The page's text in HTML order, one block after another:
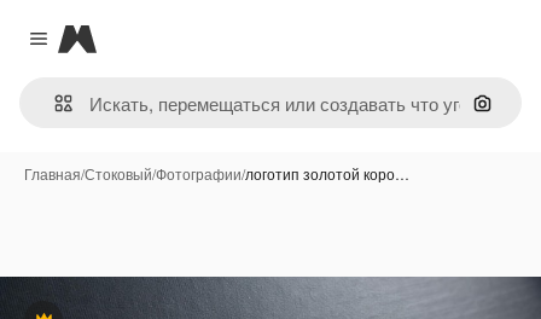
Close menu
Magnific
Поиск
Главная/Стоковый/Фотографии/логотип золотой коро…